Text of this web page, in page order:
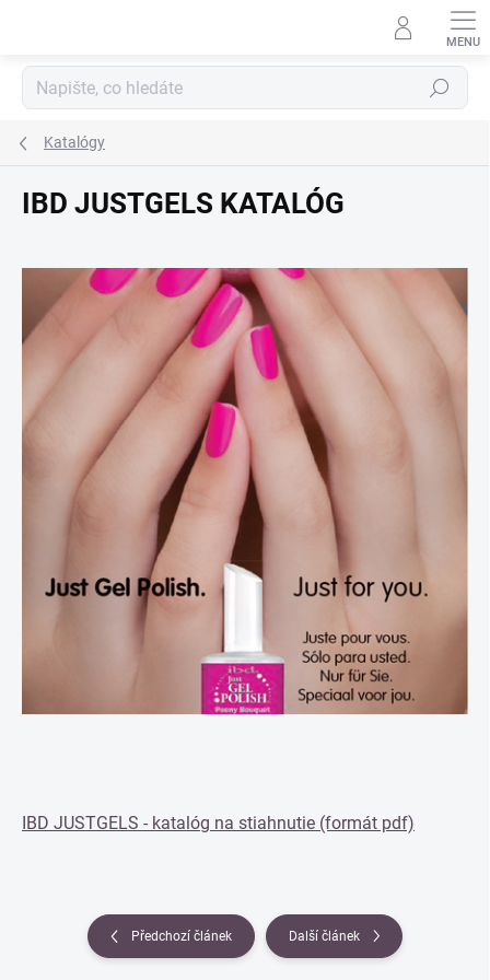
Hledat
Katalógy
IBD JUSTGELS KATALÓG
IBD JUSTGELS - katalóg na stiahnutie (formát pdf)
Předchozí článek Další článek